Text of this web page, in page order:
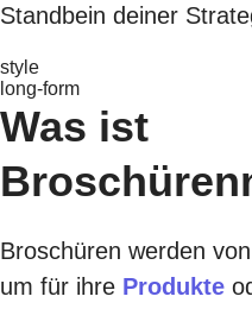
Standbein deiner
style
long-form
Was ist
Broschüren werden
um für ihre Produkte